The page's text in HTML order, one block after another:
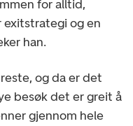
for alltid,
og en
han.
og da er det
besøk det er greit å
gjennom hele